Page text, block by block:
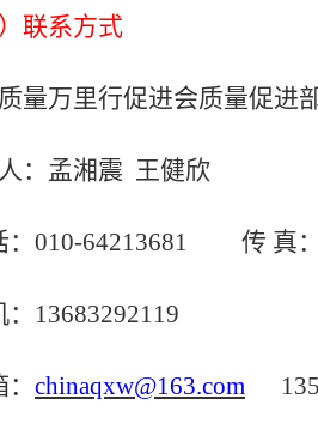
）联系方式
量万里行促进会质量促进
：孟湘震 王健欣
010-64213681 传 真：
13683292119
chinaqxw@163.com